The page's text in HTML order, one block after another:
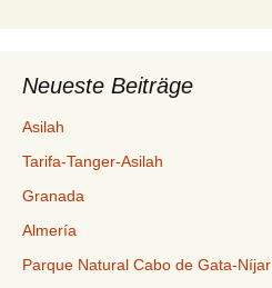
Neueste Beiträge
Asilah
Tarifa-Tanger-Asilah
Granada
Almería
Parque Natural Cabo de Gata-Níjar